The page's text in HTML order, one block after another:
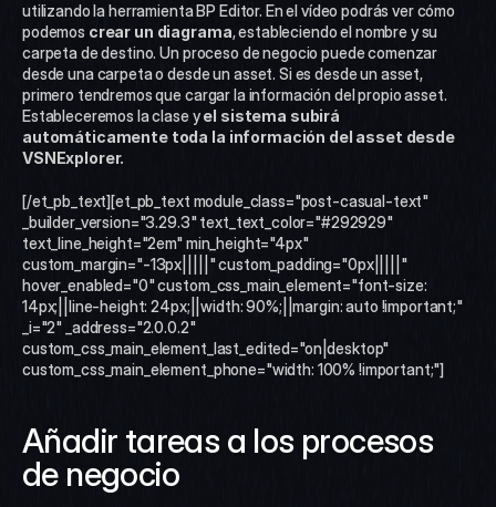
utilizando la herramienta BP Editor. En el vídeo podrás ver cómo
podemos crear un diagrama, estableciendo el nombre y su
carpeta de destino. Un proceso de negocio puede comenzar
desde una carpeta o desde un asset. Si es desde un asset,
primero tendremos que cargar la información del propio asset.
Estableceremos la clase y el sistema subirá
automáticamente toda la información del asset desde
VSNExplorer.
[/et_pb_text][et_pb_text module_class="post-casual-text"
_builder_version="3.29.3" text_text_color="#292929"
text_line_height="2em" min_height="4px"
custom_margin="-13px|||||" custom_padding="0px|||||"
hover_enabled="0" custom_css_main_element="font-size:
14px;||line-height: 24px;||width: 90%;||margin: auto !important;"
_i="2" _address="2.0.0.2"
custom_css_main_element_last_edited="on|desktop"
custom_css_main_element_phone="width: 100% !important;"]
Añadir tareas a los procesos
de negocio